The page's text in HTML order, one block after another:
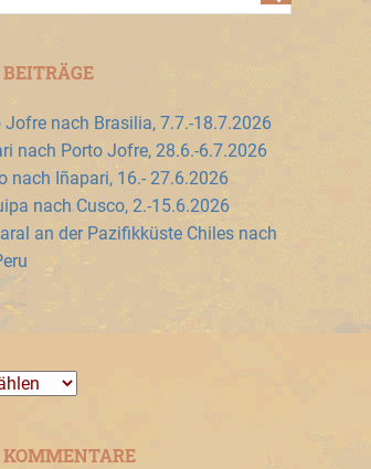
Jofre nach Brasilia, 7.7.-18.7.2026
nach Porto Jofre, 28.6.-6.7.2026
nach Iñapari, 16.- 27.6.2026
nach Cusco, 2.-15.6.2026
an der Pazifikküste Chiles nach